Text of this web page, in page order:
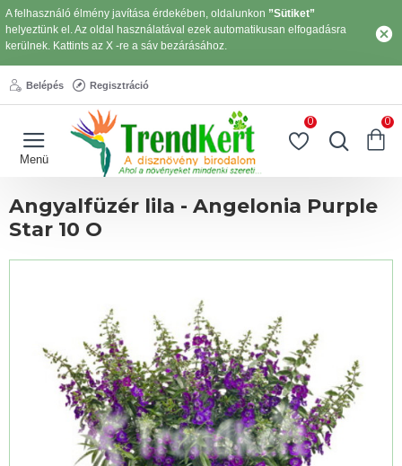
A felhasználó élmény javítása érdekében, oldalunkon ”Sütiket”
helyeztünk el. Az oldal használatával ezek automatikusan elfogadásra
kerülnek. Kattints az X -re a sáv bezárásához.
Belépés Regisztráció
0 0
Angyalfüzér lila - Angelonia Purple
Star 10 O